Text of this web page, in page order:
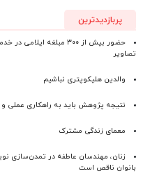
پربازدیدترین
حضور بیش از ۳۰۰ مبلغه
تصاویر
والدین هلیکوپتری نباشیم
نتیجه پژوهش باید به راهکاری عملی و
معمای زندگی مشترک
زنان، مهندسان عاطفه در تمدن‌سازی
بانوان ناقص است